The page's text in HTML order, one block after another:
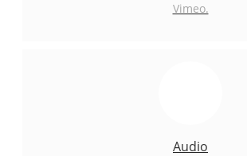
Vimeo.
Audio